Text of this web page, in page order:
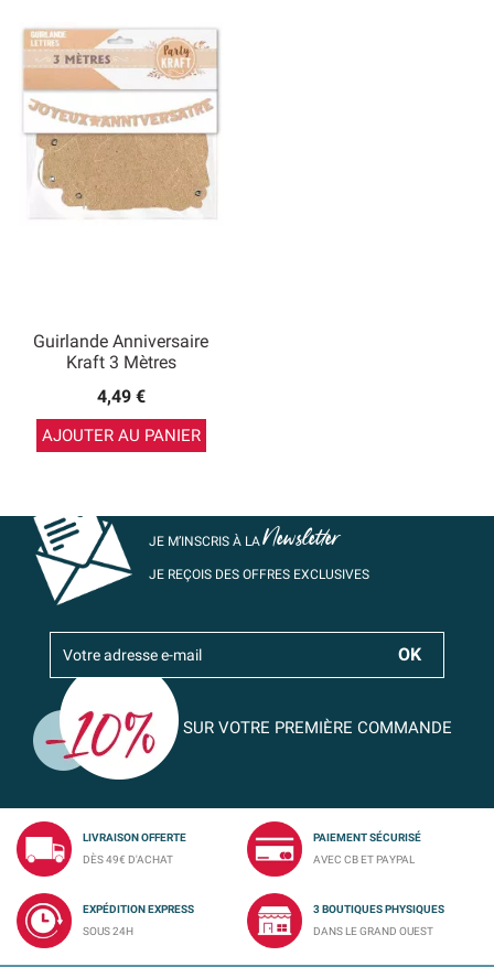
Guirlande Anniversaire
Kraft 3 Mètres
4,49 €
AJOUTER AU PANIER
JE M’INSCRIS À LANewsletter
JE REÇOIS DES OFFRES EXCLUSIVES
SUR VOTRE PREMIÈRE COMMANDE
LIVRAISON OFFERTE
DÈS 49€ D'ACHAT
PAIEMENT SÉCURISÉ
AVEC CB ET PAYPAL
EXPÉDITION EXPRESS
SOUS 24H
3 BOUTIQUES PHYSIQUES
DANS LE GRAND OUEST